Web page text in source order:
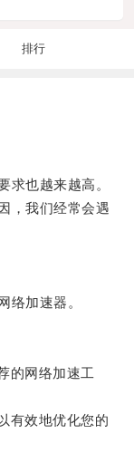
排行
也越来越高。
我们经常会遇
加速器。
网络加速工
效地优化您的